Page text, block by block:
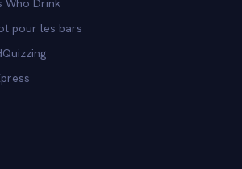
Who Drink
pour les bars